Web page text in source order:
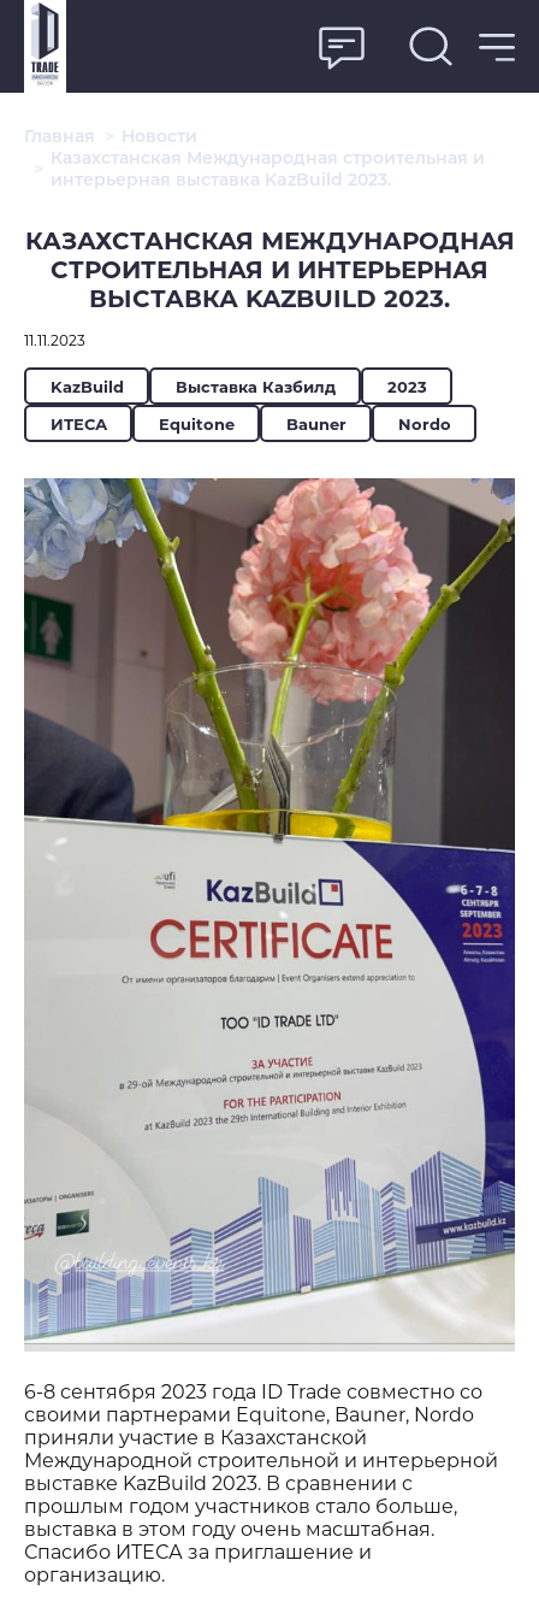
Главная > Новости
> Казахстанская Международная строительная и
интерьерная выставка KazBuild 2023.
КАЗАХСТАНСКАЯ МЕЖДУНАРОДНАЯ
СТРОИТЕЛЬНАЯ И ИНТЕРЬЕРНАЯ
ВЫСТАВКА KAZBUILD 2023.
11.11.2023
KazBuild Выставка Казбилд
2023
ИТЕСА
Equitone Bauner Nordo
6-8 сентября 2023 года ID Trade совместно со
своими партнерами Equitone, Bauner, Nordo
приняли участие в Казахстанской
Международной строительной и интерьерной
выставке KazBuild 2023. В сравнении c
прошлым годом участников стало больше,
выставка в этом году очень масштабная.
Спасибо ИТЕСА за приглашение и
организацию.